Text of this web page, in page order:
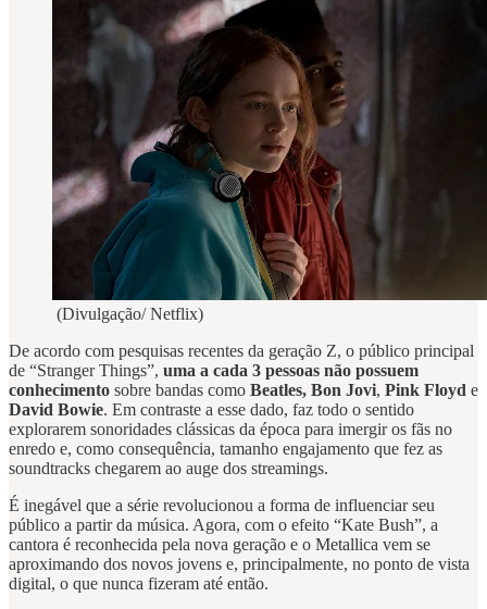
(Divulgação/ Netflix)
De acordo com pesquisas recentes da geração Z, o público principal
de “Stranger Things”, uma a cada 3 pessoas não possuem
conhecimento sobre bandas como Beatles, Bon Jovi, Pink Floyd e
David Bowie. Em contraste a esse dado, faz todo o sentido
explorarem sonoridades clássicas da época para imergir os fãs no
enredo e, como consequência, tamanho engajamento que fez as
soundtracks chegarem ao auge dos streamings.
É inegável que a série revolucionou a forma de influenciar seu
público a partir da música. Agora, com o efeito “Kate Bush”, a
cantora é reconhecida pela nova geração e o Metallica vem se
aproximando dos novos jovens e, principalmente, no ponto de vista
digital, o que nunca fizeram até então.